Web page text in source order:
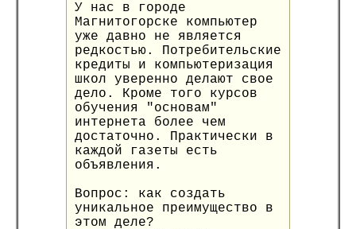
У нас в городе
Магнитогорске компьютер
уже давно не является
редкостью. Потребительские
кредиты и компьютеризация
школ уверенно делают свое
дело. Кроме того курсов
обучения "основам"
интернета более чем
достаточно. Практически в
каждой газеты есть
объявления.
Вопрос: как создать
уникальное преимущество в
этом деле?